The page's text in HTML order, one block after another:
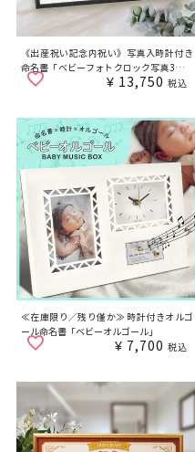
《出産祝い記念内祝い》写真入時計付き
命名書「ベビーフォトクロック写真3枚タ
イプ（ブラック）」
¥ 13,750 税込
≪在庫限り／残り僅か≫ 時計付きオルゴ
ール命名書「ベビーオルゴール」
¥ 7,700 税込